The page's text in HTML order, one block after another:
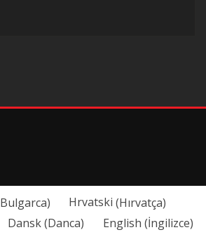
Bulgarca) Hrvatski (Hırvatça)
Dansk(Danca) English (İngilizce)